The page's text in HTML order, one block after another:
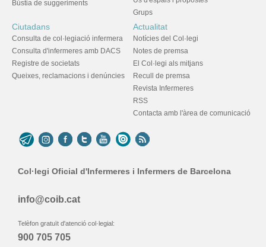
Bústia de suggeriments
Grups
Ciutadans
Consulta de col·legiació infermera
Consulta d'infermeres amb DACS
Registre de societats
Queixes, reclamacions i denúncies
Actualitat
Notícies del Col·legi
Notes de premsa
El Col·legi als mitjans
Recull de premsa
Revista Infermeres
RSS
Contacta amb l'àrea de comunicació
Col·legi Oficial d'Infermeres i Infermers de Barcelona
info@coib.cat
Telèfon gratuït d'atenció col·legial:
900 705 705